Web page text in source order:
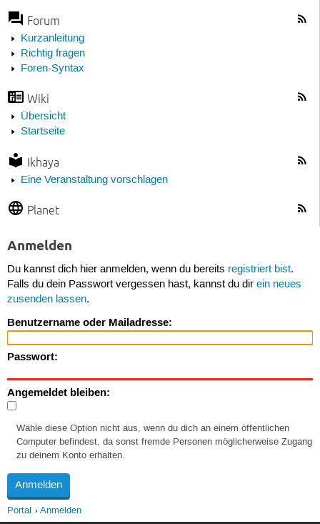
Forum
Kurzanleitung
Richtig fragen
Foren-Syntax
Wiki
Übersicht
Startseite
Ikhaya
Eine Veranstaltung vorschlagen
Planet
Anmelden
Du kannst dich hier anmelden, wenn du bereits registriert bist.
Falls du dein Passwort vergessen hast, kannst du dir ein neues
zusenden lassen.
Benutzername oder Mailadresse:
Passwort:
Angemeldet bleiben:
Wähle diese Option nicht aus, wenn du dich an einem öffentlichen
Computer befindest, da sonst fremde Personen möglicherweise Zugang
zu deinem Konto erhalten.
Portal Anmelden